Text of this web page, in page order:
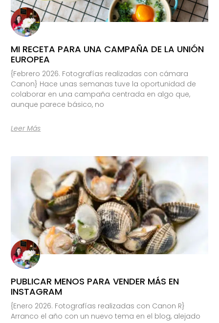
MI RECETA PARA UNA CAMPAÑA DE LA UNIÓN
EUROPEA
{Febrero 2026. Fotografías realizadas con cámara
Canon} Hace unas semanas tuve la oportunidad de
colaborar en una campaña centrada en algo que,
aunque parece básico, no
Leer Más
PUBLICAR MENOS PARA VENDER MÁS EN
INSTAGRAM
{Enero 2026. Fotografías realizadas con Canon R}
Arranco el año con un nuevo tema en el blog, alejado